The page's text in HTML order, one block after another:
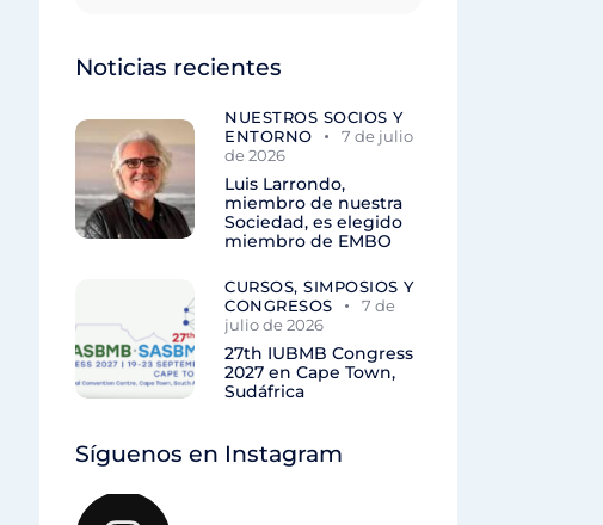
Noticias recientes
NUESTROS SOCIOS Y
ENTORNO
7 de julio
de 2026
Luis Larrondo,
miembro de nuestra
Sociedad, es elegido
miembro de EMBO
CURSOS, SIMPOSIOS Y
CONGRESOS
7 de
julio de 2026
27th IUBMB Congress
2027 en Cape Town,
Sudáfrica
Síguenos en Instagram